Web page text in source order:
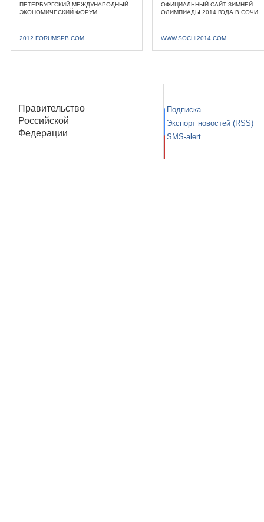
ПЕТЕРБУРГСКИЙ МЕЖДУНАРОДНЫЙ
ЭКОНОМИЧЕСКИЙ ФОРУМ
2012.FORUMSPB.COM
ОФИЦИАЛЬНЫЙ САЙТ ЗИМНЕЙ
ОЛИМПИАДЫ 2014 ГОДА В СОЧИ
WWW.SOCHI2014.COM
Правительство
Российской
Федерации
Подписка
Экспорт новостей (RSS)
SMS-alert